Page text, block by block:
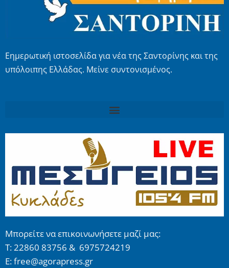
Εημερωτική ιστοσελίδα για νέα της Σαντορίνης και της
υπόλοιπης Ελλάδας. Μείνε συντονισμένος.
Μπορείτε να επικοινωνήσετε μαζί μας:
Τ: 22860 83756 & 6975724219
E: free@agorapress.gr